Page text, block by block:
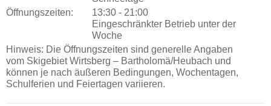
Öffnungszeiten:
13:30 - 21:00
Eingeschränkter Betrieb unter der
Woche
Hinweis: Die Öffnungszeiten sind generelle Angaben
vom Skigebiet Wirtsberg – Bartholomä/​Heubach und
können je nach äußeren Bedingungen, Wochentagen,
Schulferien und Feiertagen variieren.